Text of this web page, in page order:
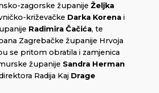
zagorske županije Željka
križevačke Darka Korena i
Radimira Čačića, te
Zagrebačke županije Hrvoja
se pritom obratila i zamjenica
županije Sandra Herman
Radija Kaj Drage